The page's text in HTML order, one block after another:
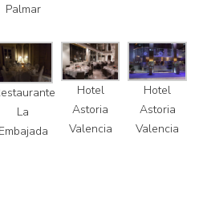
Palmar
La
Embajada
Hotel
Astoria
Valencia
Hotel
Astoria
Valencia